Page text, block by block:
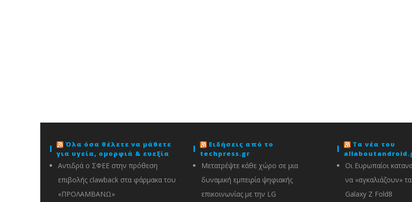
Όλα όσα θέλετε να μάθετε
για υγεία, ομορφιά & ευεξία
Αντιδρά ο ΣΦΕΕ στην πρόθεση
επιβολής clawback στα φάρμακα του
«ΠΡΟΛΑΜΒΑΝΩ»
Ειδήσεις από το
techpress.gr
Μετατρέψτε κάθε χώρο σε μια
δυναμική εμπειρία ψηφιακής
επικοινωνίας με την LG
Τα νέα του
Οι Ευρωπαίοι
να «αγκαλιάζουν»
Galaxy Z Fold8